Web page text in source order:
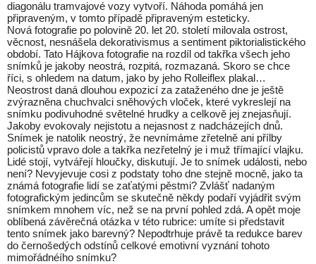
diagonálu tramvajové vozy vytvoří. Náhoda pomáhá jen
připraveným, v tomto případě připraveným esteticky.
Nová fotografie po polovině 20. let 20. století milovala ostrost,
věcnost, nesnášela dekorativismus a sentiment piktorialistického
období. Tato Hájkova fotografie na rozdíl od takřka všech jeho
snímků je jakoby neostrá, rozpitá, rozmazaná. Skoro se chce
říci, s ohledem na datum, jako by jeho Rolleiflex plakal…
Neostrost daná dlouhou expozicí za zataženého dne je ještě
zvýrazněna chuchvalci sněhových vloček, které vykreslejí na
snímku podivuhodné světelné hrudky a celkově jej znejasňují.
Jakoby evokovaly nejistotu a nejasnost z nadcházejích dnů.
Snímek je natolik neostrý, že nevnímáme zřetelně ani přílby
policistů vpravo dole a takřka nezřetelný je i muž třímající vlajku.
Lidé stojí, vytvářejí hloučky, diskutují. Je to snímek události, nebo
není? Nevyjevuje cosi z podstaty toho dne stejně mocně, jako ta
známá fotografie lidí se zaťatými pěstmi? Zvlášť nadaným
fotografickým jedincům se skutečně někdy podaří vyjádřit svým
snímkem mnohem víc, než se na první pohled zdá. A opět moje
oblíbená závěrečná otázka v této rubrice: umíte si představit
tento snímek jako barevný? Nepodtrhuje právě ta redukce barev
do černošedých odstínů celkové emotivní vyznání tohoto
mimořádnéího snímku?